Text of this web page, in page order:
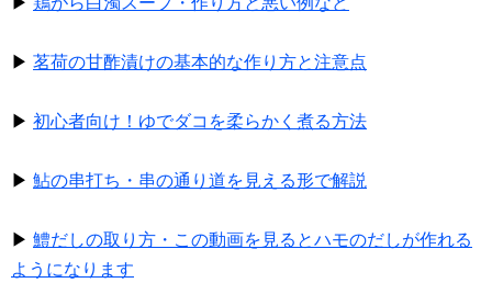
▶ 茗荷の甘酢漬けの基本的な作り方と注意点
▶ 初心者向け！ゆでダコを柔らかく煮る方法
▶ 鮎の串打ち・串の通り道を見える形で解説
▶ 鱧だしの取り方・この動画を見るとハモのだしが作れる
ようになります